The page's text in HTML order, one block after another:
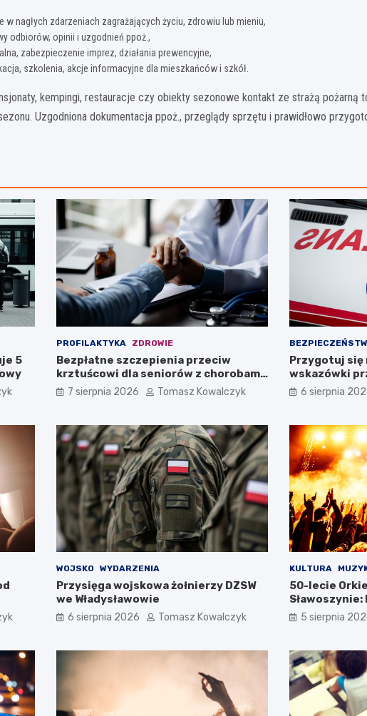
w nagłych zdarzeniach zagrażających życiu, zdrowiu lub mieniu,
odbiorów, opinii i uzgodnień ppoż.,
zabezpieczenie imprez, działania prewencyjne,
szkolenia, akcje informacyjne dla mieszkańców i szkół.
kempingi, restauracje czy obiekty sezonowe kontakt ze strażą
Uzgodniona dokumentacja ppoż., przeglądy sprzętu i prawidłowo
5
PROFILAKTYKA ZDROWIE
Bezpłatne szczepienia przeciw
krztuścowi dla seniorów z chorobami
układu oddechowego
7 sierpnia 2026 Tomasz Kowalczyk
Przygotuj się
wskazówki
6 sierpnia
WOJSKO WYDARZENIA
Przysięga wojskowa żołnierzy DZSW
we Władysławowie
6 sierpnia 2026 Tomasz Kowalczyk
KULTURA
50-lecie
pokolenia
5 sierpnia